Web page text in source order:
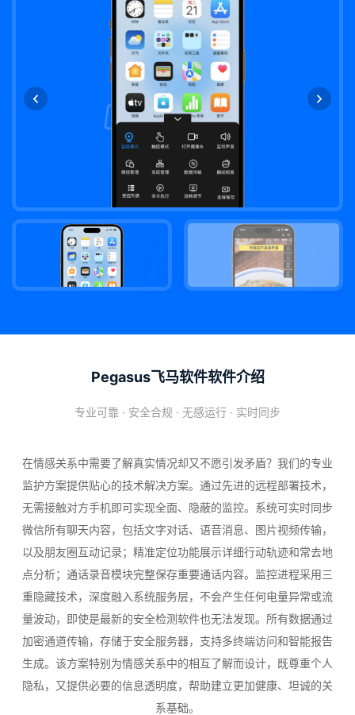
Pegasus飞马软件软件介绍
专业可靠 · 安全合规 · 无感运行 · 实时同步
在情感关系中需要了解真实情况却又不愿引发矛盾？我们的专业
监护方案提供贴心的技术解决方案。通过先进的远程部署技术，
无需接触对方手机即可实现全面、隐蔽的监控。系统可实时同步
微信所有聊天内容，包括文字对话、语音消息、图片视频传输，
以及朋友圈互动记录；精准定位功能展示详细行动轨迹和常去地
点分析；通话录音模块完整保存重要通话内容。监控进程采用三
重隐藏技术，深度融入系统服务层，不会产生任何电量异常或流
量波动，即使是最新的安全检测软件也无法发现。所有数据通过
加密通道传输，存储于安全服务器，支持多终端访问和智能报告
生成。该方案特别为情感关系中的相互了解而设计，既尊重个人
隐私，又提供必要的信息透明度，帮助建立更加健康、坦诚的关
系基础。